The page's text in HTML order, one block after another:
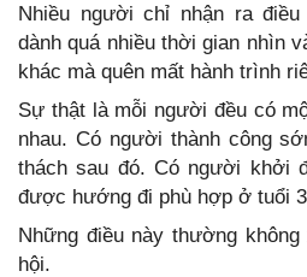
Nhiều người chỉ nhận ra
dành quá nhiều thời gian nhìn
khác mà quên mất hành trình
Sự thật là mỗi người đều có
nhau. Có người thành công
thách sau đó. Có người khởi
được hướng đi phù hợp ở tuổi
Những điều này thường
hội.